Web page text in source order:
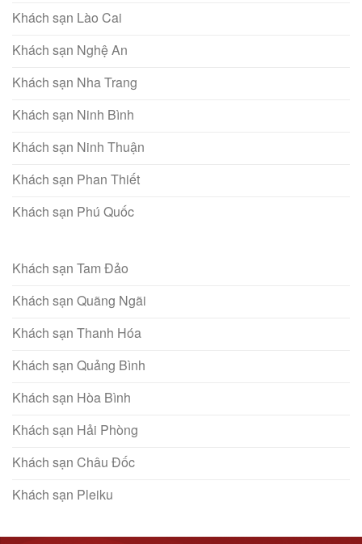
Khách sạn Lào Cai
Khách sạn Nghệ An
Khách sạn Nha Trang
Khách sạn Ninh Bình
Khách sạn Ninh Thuận
Khách sạn Phan Thiết
Khách sạn Phú Quốc
Khách sạn Tam Đảo
Khách sạn Quãng Ngãi
Khách sạn Thanh Hóa
Khách sạn Quảng Bình
Khách sạn Hòa Bình
Khách sạn Hải Phòng
Khách sạn Châu Đốc
Khách sạn Pleiku